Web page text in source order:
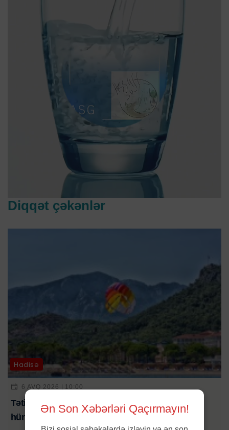
Diqqət çəkənlər
Hadisə
6 AVQ 2026 | 10:00
Tətil əyləncəsi kabusa çevrildi: turistlər 50 metr
hündürlükdən yerə düşdü
Ən Son Xəbərləri Qaçırmayın!